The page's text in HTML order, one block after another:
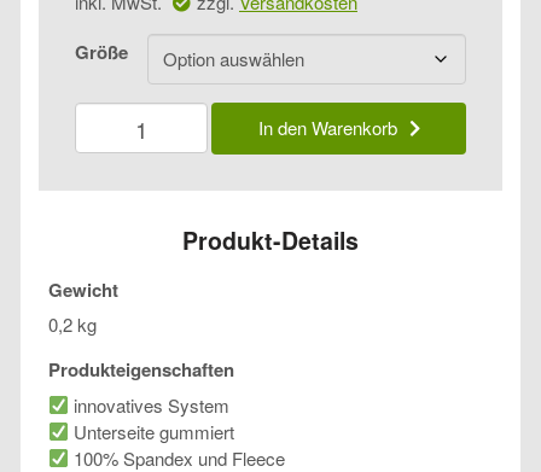
Größe
Delphin
MagneTIP
Handschuhe
Menge
In den Warenkorb
Produkt-Details
Gewicht
0,2 kg
Produkteigenschaften
innovatives System
Unterseite gummiert
100% Spandex und Fleece